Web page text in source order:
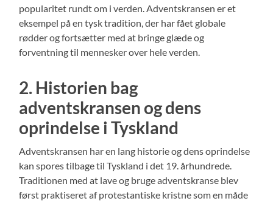
popularitet rundt om i verden. Adventskransen er et
eksempel på en tysk tradition, der har fået globale
rødder og fortsætter med at bringe glæde og
forventning til mennesker over hele verden.
2. Historien bag
adventskransen og dens
oprindelse i Tyskland
Adventskransen har en lang historie og dens oprindelse
kan spores tilbage til Tyskland i det 19. århundrede.
Traditionen med at lave og bruge adventskranse blev
først praktiseret af protestantiske kristne som en måde